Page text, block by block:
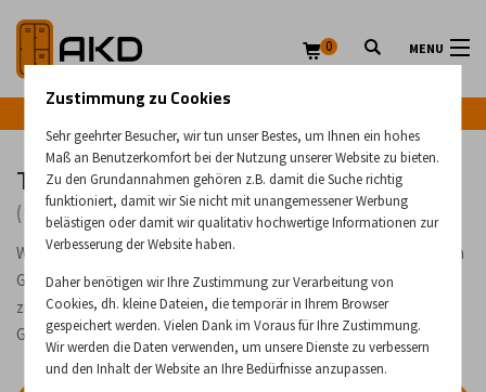
MENU
0
Trolleys mit Schubladen und Türen
(107 Produkte)
Wagen mit Schubladen oder Türen, die vor allem für den Einsatz im
Gesundheitswesen bestimmt sind. Sie dienen zum Transport und
zur Lagerung von Material in Krankenhäusern oder anderen
Gesundheitseinrichtungen.
Zustimmung zu Cookies
Sehr geehrter Besucher, wir tun unser Bestes, um Ihnen ein hohes
Maß an Benutzerkomfort bei der Nutzung unserer Website zu bieten.
Zu den Grundannahmen gehören z.B. damit die Suche richtig
funktioniert, damit wir Sie nicht mit unangemessener Werbung
belästigen oder damit wir qualitativ hochwertige Informationen zur
Verbesserung der Website haben.
Daher benötigen wir Ihre Zustimmung zur Verarbeitung von
Cookies, dh. kleine Dateien, die temporär in Ihrem Browser
gespeichert werden. Vielen Dank im Voraus für Ihre Zustimmung.
Wir werden die Daten verwenden, um unsere Dienste zu verbessern
und den Inhalt der Website an Ihre Bedürfnisse anzupassen.